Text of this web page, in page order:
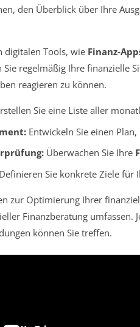
den Überblick über Ihre
digitalen Tools, wie Finanz-
Sie regelmäßig Ihre finanzielle
reagieren zu können.
Sie eine Liste aller
Entwickeln Sie einen
Überwachen Sie Ihre
Sie konkrete Ziele für
zur Optimierung Ihrer
Finanzberatung umfassen.
können Sie treffen.